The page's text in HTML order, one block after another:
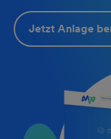
Jetzt Anlage